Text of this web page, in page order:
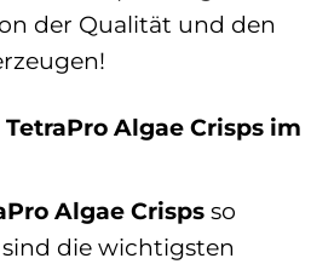
der Qualität und den
Algae Crisps im
Algae Crisps so
die wichtigsten